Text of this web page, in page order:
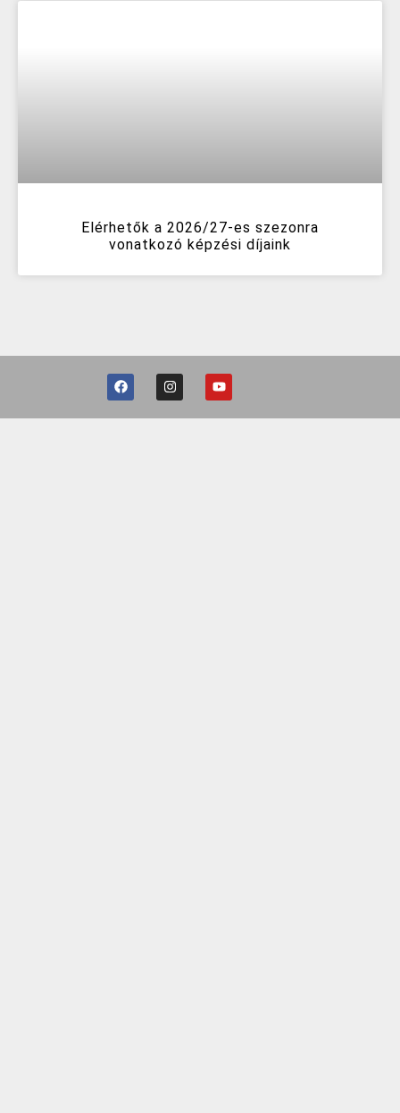
Elérhetők a 2026/27-es szezonra
vonatkozó képzési díjaink